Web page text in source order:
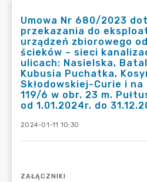
Umowa Nr 680/2023
przekazania do
urządzeń zbiorowego
ścieków – sieci
ulicach: Nasielska,
Kubusia Puchatka,
Skłodowskiej-Curie i
119/6 w obr. 23 m.
od 1.01.2024r. do
2024-01-11 10:30
ZAŁĄCZNIKI